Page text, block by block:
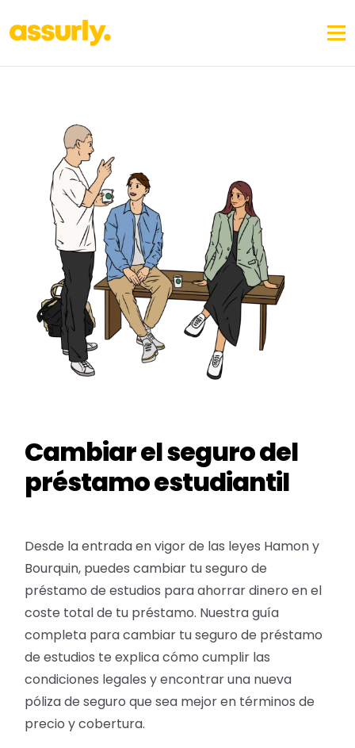
Cambiar el seguro del
préstamo estudiantil
Desde la entrada en vigor de las leyes Hamon y
Bourquin, puedes cambiar tu seguro de
préstamo de estudios para ahorrar dinero en el
coste total de tu préstamo. Nuestra guía
completa para cambiar tu seguro de préstamo
de estudios te explica cómo cumplir las
condiciones legales y encontrar una nueva
póliza de seguro que sea mejor en términos de
precio y cobertura.